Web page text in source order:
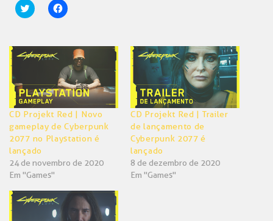
Clique
para
em
nova
janela)
Clique
para
em
nova
janela)
CD Projekt Red | Novo
gameplay de Cyberpunk
2077 no Playstation é
lançado
24 de novembro de 2020
Em "Games"
CD Projekt Red | Trailer
de lançamento de
Cyberpunk 2077 é
lançado
8 de dezembro de 2020
Em "Games"